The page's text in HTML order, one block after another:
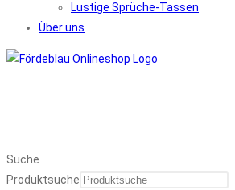
Lustige Sprüche-Tassen
Über uns
Suche
Produktsuche